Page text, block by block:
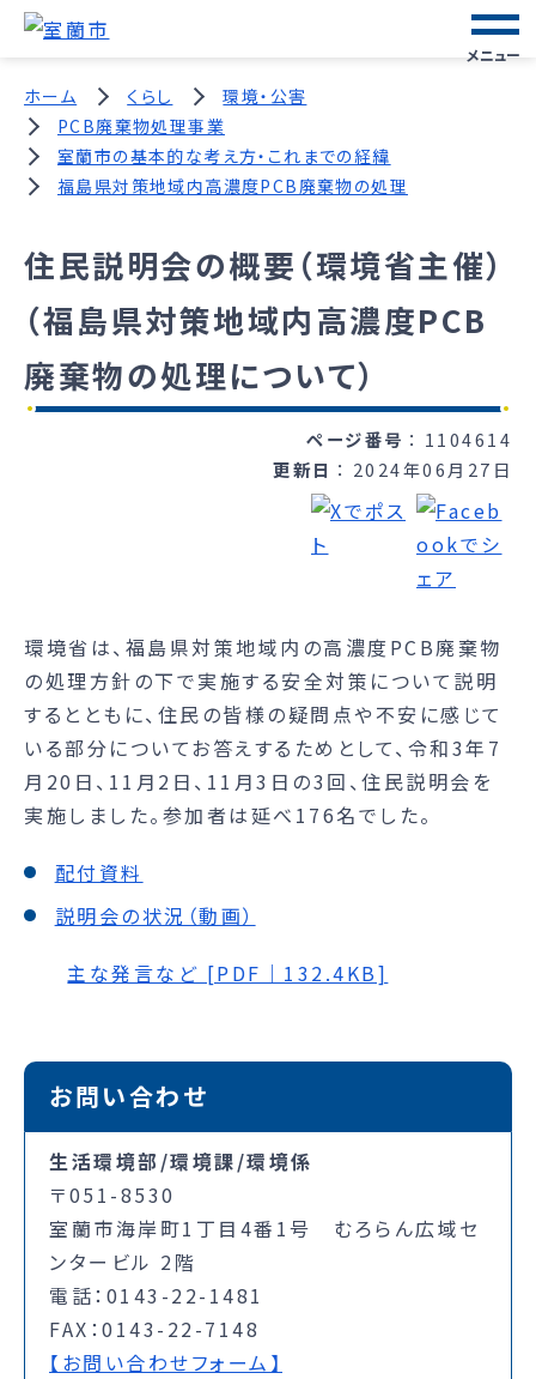
メニュー
ホーム くらし
環境・公害
PCB廃棄物処理事業
室蘭市の基本的な考え方・これまでの経緯
福島県対策地域内高濃度PCB廃棄物の処理
住民説明会の概要（環境省主催）
（福島県対策地域内高濃度PCB
廃棄物の処理について）
ページ番号
1104614
更新日
2024年06月27日
環境省は、福島県対策地域内の高濃度PCB廃棄物
の処理方針の下で実施する安全対策について説明
するとともに、住民の皆様の疑問点や不安に感じて
いる部分についてお答えするためとして、令和3年7
月20日、11月2日、11月3日の3回、住民説明会を
実施しました。参加者は延べ176名でした。
配付資料
説明会の状況（動画）
主な発言など [PDF｜132.4KB]
お問い合わせ
生活環境部/環境課/環境係
〒051-8530
室蘭市海岸町1丁目4番1号 むろらん広域セ
ンタービル 2階
電話：0143-22-1481
FAX：0143-22-7148
【お問い合わせフォーム】